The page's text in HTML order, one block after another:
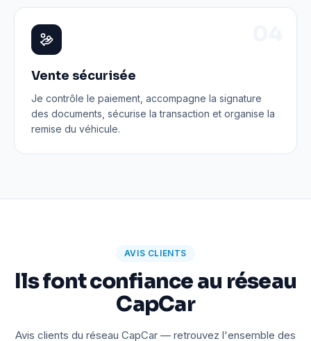
Vente sécurisée
Je contrôle le paiement, accompagne la signature
des documents, sécurise la transaction et organise la
remise du véhicule.
AVIS CLIENTS
Ils font confiance au réseau
CapCar
Avis clients du réseau CapCar — retrouvez l'ensemble des